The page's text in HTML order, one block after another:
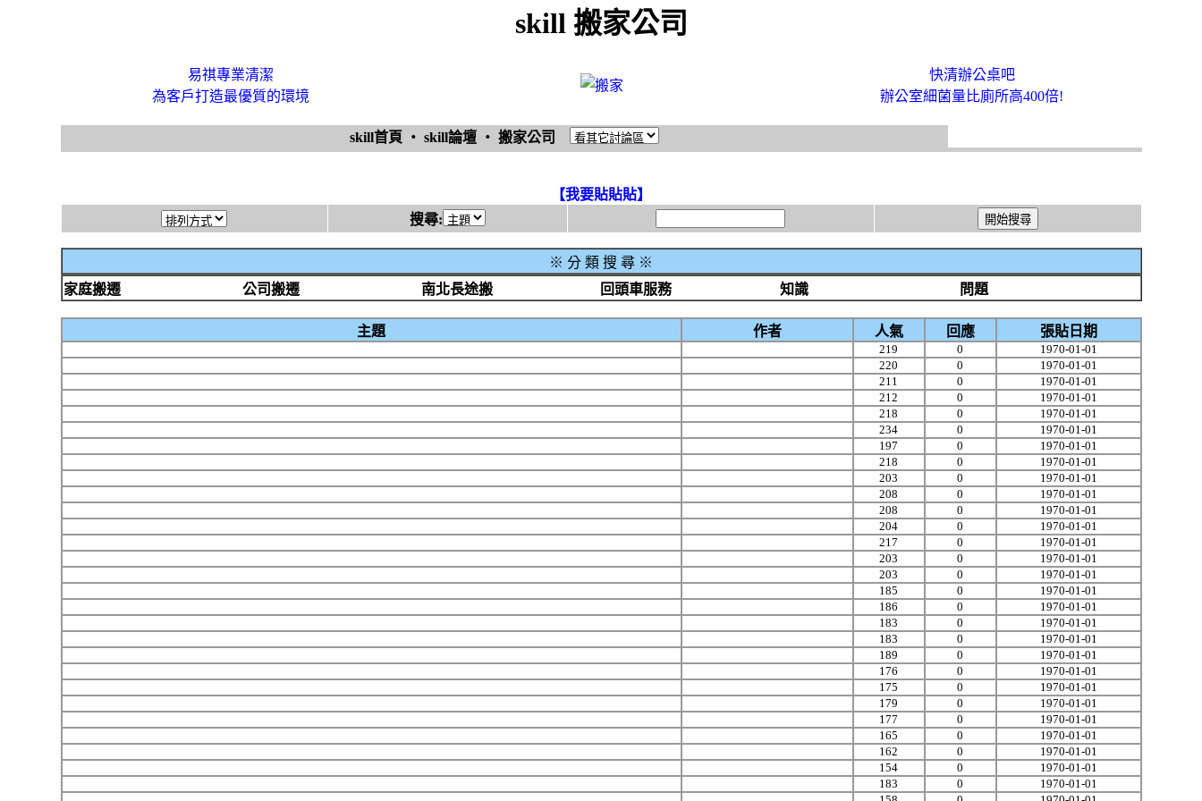
skill 搬家公司
易祺專業清潔
為客戶打造最優質的環境
快清辦公桌吧
辦公室細菌量比廁所高400倍!
skill首頁 ‧ skill論壇 ‧ 搬家公司
【我要貼貼貼】
搜尋:
※ 分 類 搜 尋 ※
家庭搬遷
公司搬遷 南北長途搬 回頭車服務 知識 問題
主題 作者 人氣 回應 張貼日期
219 0
1970-01-01
220
0
1970-01-01
211
0
1970-01-01
212
0
1970-01-01
218
0
1970-01-01
234
0
1970-01-01
197
0
1970-01-01
218
0
1970-01-01
203
0
1970-01-01
208
0
1970-01-01
208
0
1970-01-01
204
0
1970-01-01
217
0
1970-01-01
203
0
1970-01-01
203
0
1970-01-01
185
0
1970-01-01
186
0
1970-01-01
183
0
1970-01-01
183
0
1970-01-01
189
0
1970-01-01
176
0
1970-01-01
175
0
1970-01-01
179
0
1970-01-01
177
0
1970-01-01
165
0
1970-01-01
162
0
1970-01-01
154
0
1970-01-01
183
0
1970-01-01